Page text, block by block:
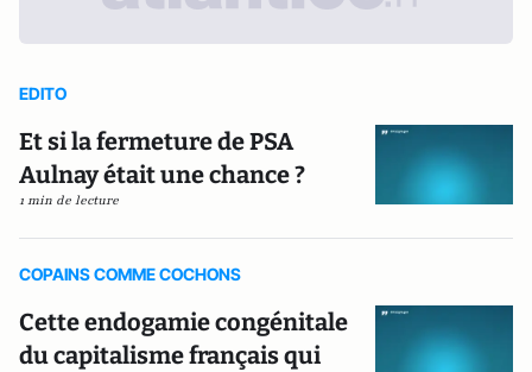
EDITO
Et si la fermeture de PSA
Aulnay était une chance ?
1 min de lecture
COPAINS COMME COCHONS
Cette endogamie congénitale
du capitalisme français qui